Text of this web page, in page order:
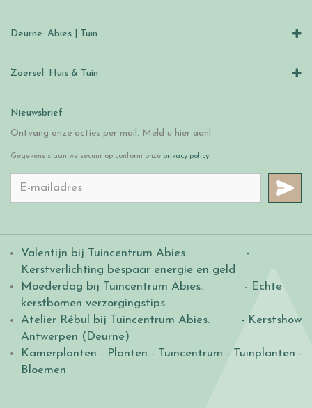
Deurne: Abies | Tuin
Zoersel: Huis & Tuin
Nieuwsbrief
Ontvang onze acties per mail. Meld u hier aan!
Gegevens slaan we secuur op conform onze privacy policy.
Valentijn bij Tuincentrum Abies.
-
Kerstverlichting bespaar energie en geld
Moederdag bij Tuincentrum Abies. - Echte
kerstbomen verzorgingstips
Atelier Rébul bij Tuincentrum Abies.
- Kerstshow
Antwerpen (Deurne)
Kamerplanten - Planten - Tuincentrum - Tuinplanten -
Bloemen